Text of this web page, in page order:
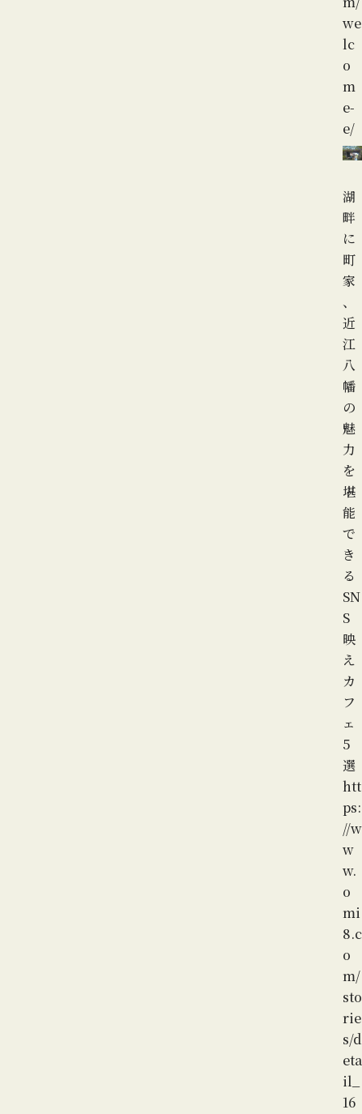
we
lc
o
m
e-
e/
湖
畔
に
町
家
、
近
江
八
幡
の
魅
力
を
堪
能
で
き
る
SN
S
映
え
カ
フ
ェ
5
選
htt
ps:
//w
w
w.
o
mi
8.c
o
m/
sto
rie
s/d
eta
il_
16